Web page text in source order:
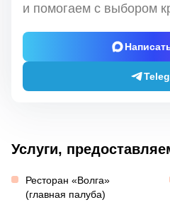
и помогаем с выбором
Услуги,
Ресторан «Волга»
(главная палуба)